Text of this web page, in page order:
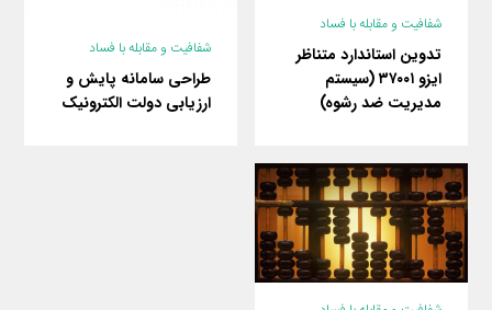
شفافیت و مقابله با فساد
تدوین استاندارد متناظر
ایزو ۳۷۰۰۱ (سیستم
مدیریت ضد رشوه)
شفافیت و مقابله با فساد
طراحی سامانه پایش و
ارزیابی دولت الکترونیک